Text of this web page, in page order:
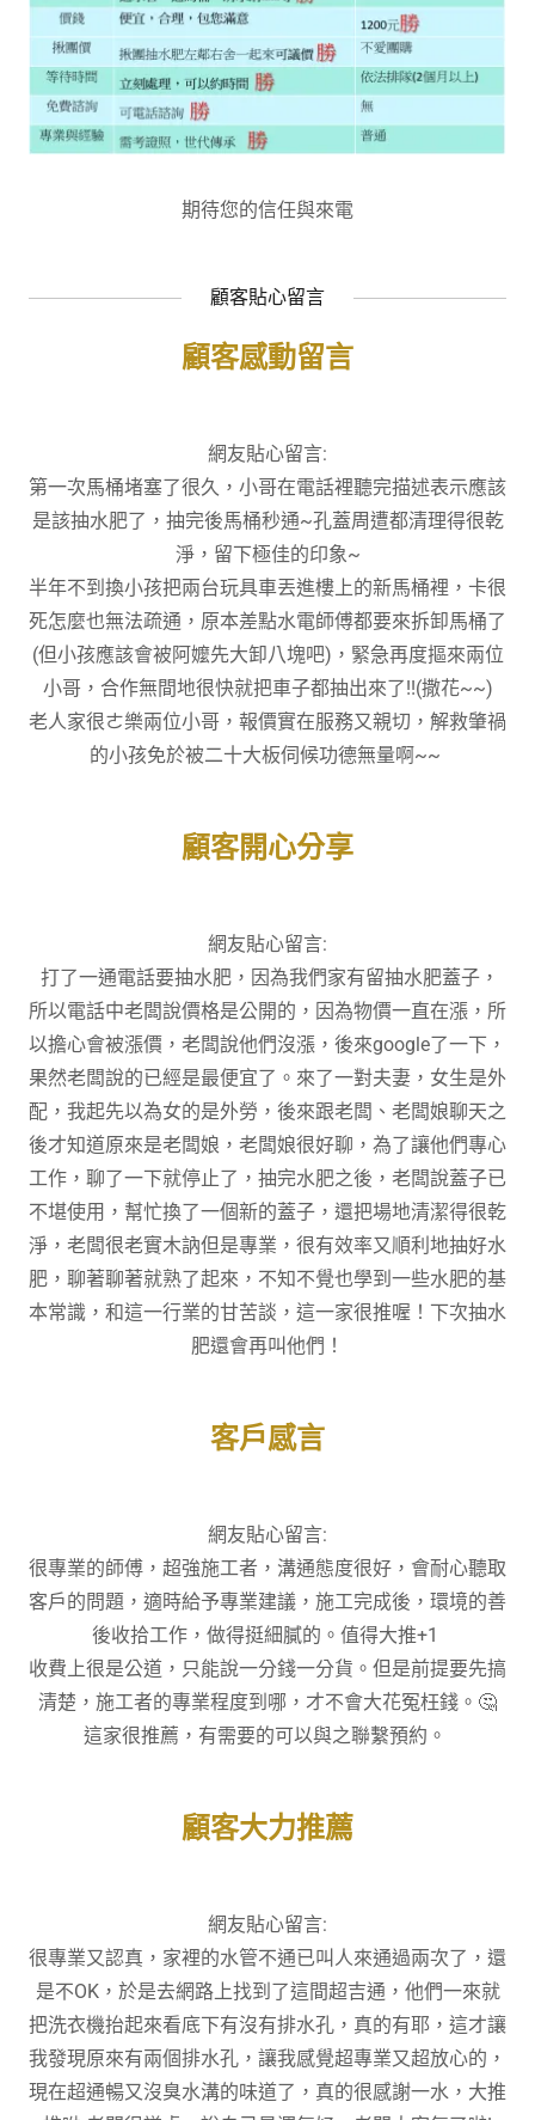
期待您的信任與來電
顧客貼心留言
顧客感動留言
網友貼心留言:
第一次馬桶堵塞了很久，小哥在電話裡聽完描述表示應該
是該抽水肥了，抽完後馬桶秒通~孔蓋周遭都清理得很乾
淨，留下極佳的印象~
半年不到換小孩把兩台玩具車丟進樓上的新馬桶裡，卡很
死怎麼也無法疏通，原本差點水電師傅都要來拆卸馬桶了
(但小孩應該會被阿嬤先大卸八塊吧)，緊急再度摳來兩位
小哥，合作無間地很快就把車子都抽出來了!!(撒花~~)
老人家很ㄜ樂兩位小哥，報價實在服務又親切，解救肇禍
的小孩免於被二十大板伺候功德無量啊~~
顧客開心分享
網友貼心留言:
打了一通電話要抽水肥，因為我們家有留抽水肥蓋子，
所以電話中老闆說價格是公開的，因為物價一直在漲，所
以擔心會被漲價，老闆說他們沒漲，後來google了一下，
果然老闆說的已經是最便宜了。來了一對夫妻，女生是外
配，我起先以為女的是外勞，後來跟老闆、老闆娘聊天之
後才知道原來是老闆娘，老闆娘很好聊，為了讓他們專心
工作，聊了一下就停止了，抽完水肥之後，老闆說蓋子已
不堪使用，幫忙換了一個新的蓋子，還把場地清潔得很乾
淨，老闆很老實木訥但是專業，很有效率又順利地抽好水
肥，聊著聊著就熟了起來，不知不覺也學到一些水肥的基
本常識，和這一行業的甘苦談，這一家很推喔！下次抽水
肥還會再叫他們！
客戶感言
網友貼心留言:
很專業的師傅，超強施工者，溝通態度很好，會耐心聽取
客戶的問題，適時給予專業建議，施工完成後，環境的善
後收拾工作，做得挺細膩的。值得大推+1
收費上很是公道，只能說一分錢一分貨。但是前提要先搞
清楚，施工者的專業程度到哪，才不會大花冤枉錢。🤔
這家很推薦，有需要的可以與之聯繫預約。
顧客大力推薦
網友貼心留言:
很專業又認真，家裡的水管不通已叫人來通過兩次了，還
是不OK，於是去網路上找到了這間超吉通，他們一來就
把洗衣機抬起來看底下有沒有排水孔，真的有耶，這才讓
我發現原來有兩個排水孔，讓我感覺超專業又超放心的，
現在超通暢又沒臭水溝的味道了，真的很感謝一水，大推